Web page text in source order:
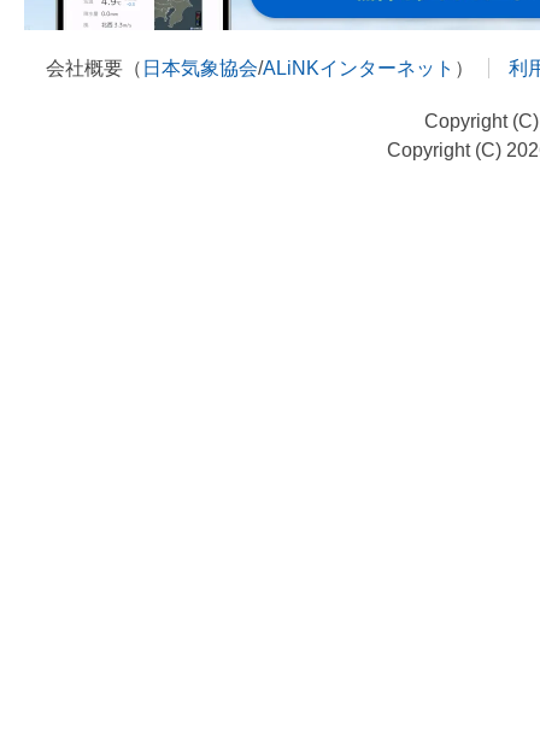
会社概要（ 日本気象協会/ALiNKインターネット ） 利
Copyright
Copyright (C)